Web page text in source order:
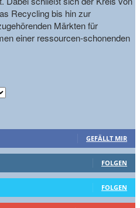
Recycling bis hin zur
Märkten für
einer ressourcen-schonenden
GEFÄLLT MIR
FOLGEN
FOLGEN